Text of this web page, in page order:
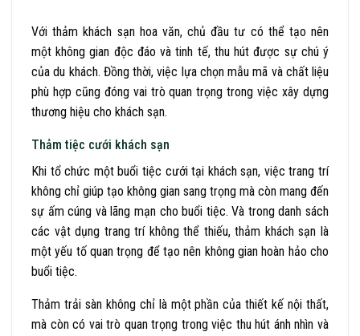
Với thảm khách sạn hoa văn, chủ đầu tư có thể tạo nên
một không gian độc đáo và tinh tế, thu hút được sự chú ý
của du khách. Đồng thời, việc lựa chọn mẫu mã và chất liệu
phù hợp cũng đóng vai trò quan trọng trong việc xây dựng
thương hiệu cho khách sạn.
Thảm tiệc cưới khách sạn
Khi tổ chức một buổi tiệc cưới tại khách sạn, việc trang trí
không chỉ giúp tạo không gian sang trọng mà còn mang đến
sự ấm cúng và lãng mạn cho buổi tiệc. Và trong danh sách
các vật dụng trang trí không thể thiếu, thảm khách sạn là
một yếu tố quan trọng để tạo nên không gian hoàn hảo cho
buổi tiệc.
Thảm trải sàn không chỉ là một phần của thiết kế nội thất,
mà còn có vai trò quan trọng trong việc thu hút ánh nhìn và